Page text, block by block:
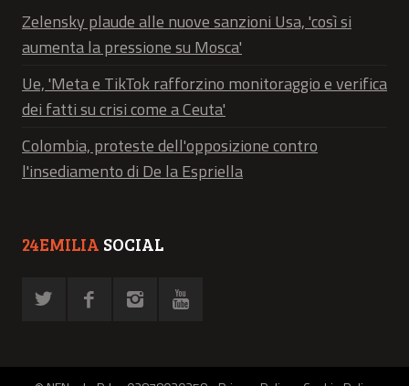
Zelensky plaude alle nuove sanzioni Usa, 'così si
aumenta la pressione su Mosca'
Ue, 'Meta e TikTok rafforzino monitoraggio e verifica
dei fatti su crisi come a Ceuta'
Colombia, proteste dell'opposizione contro
l'insediamento di De la Espriella
24EMILIA SOCIAL